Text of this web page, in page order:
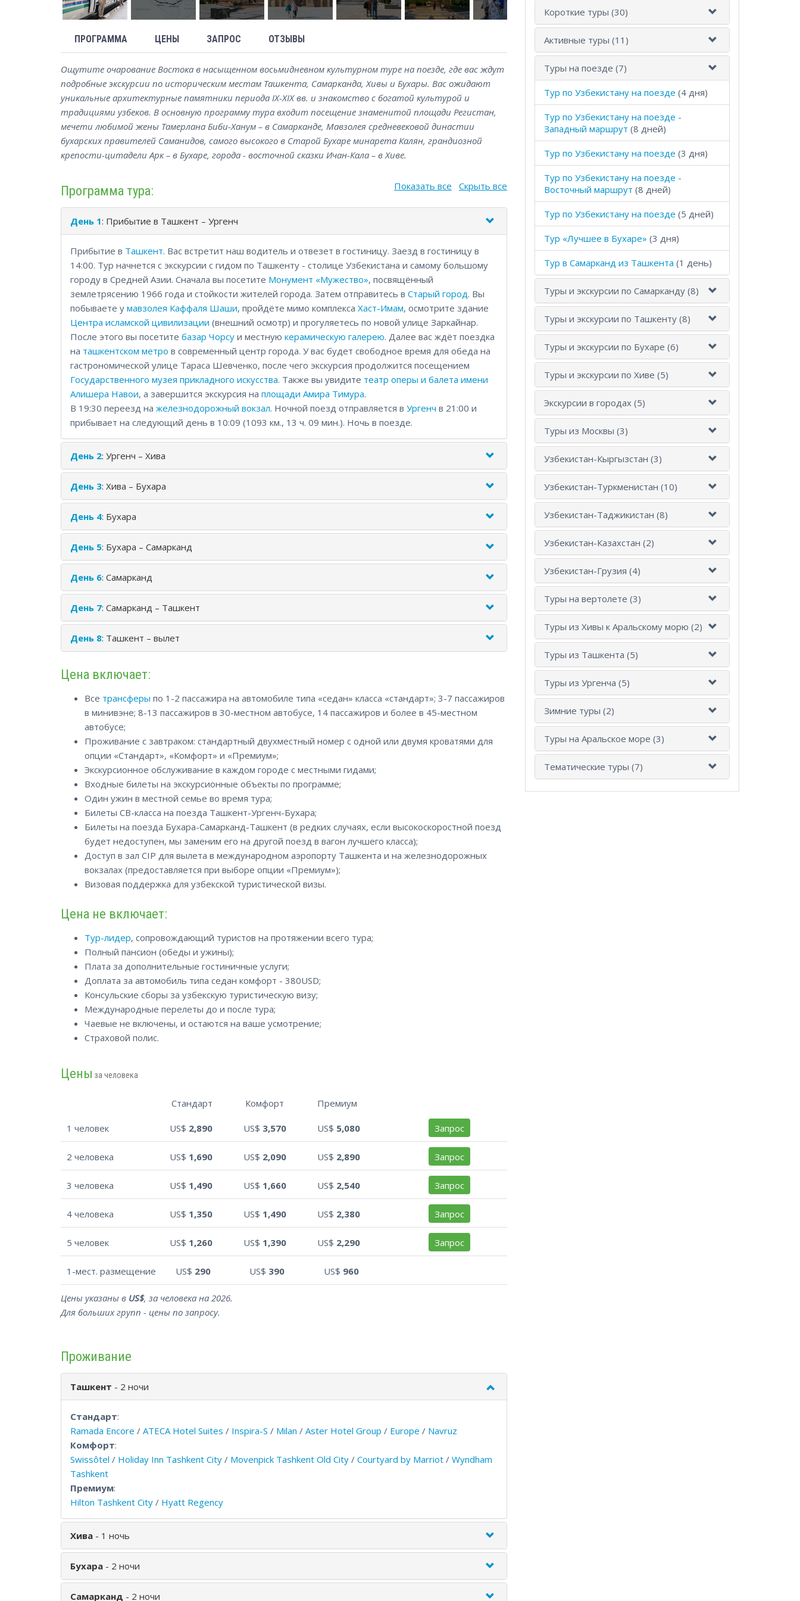
ПРОГРАММА ЦЕНЫ ЗАПРОС ОТЗЫВЫ
Ощутите очарование Востока в насыщенном восьмидневном культурном туре на поезде, где вас ждут
подробные экскурсии по историческим местам Ташкента, Самарканда, Хивы и Бухары. Вас ожидают
уникальные архитектурные памятники периода IX-XIX вв. и знакомство с богатой культурой и
традициями узбеков. В основную программу тура входит посещение знаменитой площади Регистан,
мечети любимой жены Тамерлана Биби-Ханум – в Самарканде, Мавзолея средневековой династии
бухарских правителей Саманидов, самого высокого в Старой Бухаре минарета Калян, грандиозной
крепости-цитадели Арк – в Бухаре, города - восточной сказки Ичан-Кала – в Хиве.
Программа тура: Показать все Скрыть все
День 1: Прибытие в Ташкент – Ургенч
Прибытие в Ташкент. Вас встретит наш водитель и отвезет в гостиницу. Заезд в гостиницу в
14:00. Тур начнется с экскурсии с гидом по Ташкенту - столице Узбекистана и самому большому
городу в Средней Азии. Сначала вы посетите Монумент «Мужество», посвящённый
землетрясению 1966 года и стойкости жителей города. Затем отправитесь в Старый город. Вы
побываете у мавзолея Каффаля Шаши, пройдёте мимо комплекса Хаст-Имам, осмотрите здание
Центра исламской цивилизации (внешний осмотр) и прогуляетесь по новой улице Заркайнар.
После этого вы посетите базар Чорсу и местную керамическую галерею. Далее вас ждёт поездка
на ташкентском метро в современный центр города. У вас будет свободное время для обеда на
гастрономической улице Тараса Шевченко, после чего экскурсия продолжится посещением
Государственного музея прикладного искусства. Также вы увидите театр оперы и балета имени
Алишера Навои, а завершится экскурсия на площади Амира Тимура.
В 19:30 переезд на железнодорожный вокзал. Ночной поезд отправляется в Ургенч в 21:00 и
прибывает на следующий день в 10:09 (1093 км., 13 ч. 09 мин.). Ночь в поезде.
День 2: Ургенч – Хива
День 3: Хива – Бухара
День 4: Бухара
День 5: Бухара – Самарканд
День 6: Самарканд
День 7: Самарканд – Ташкент
День 8: Ташкент – вылет
Цена включает:
Все трансферы по 1-2 пассажира на автомобиле типа «седан» класса «стандарт»; 3-7 пассажиров
в минивэне; 8-13 пассажиров в 30-местном автобусе, 14 пассажиров и более в 45-местном
автобусе;
Проживание с завтраком: стандартный двухместный номер с одной или двумя кроватями для
опции «Стандарт», «Комфорт» и «Премиум»;
Экскурсионное обслуживание в каждом городе с местными гидами;
Входные билеты на экскурсионные объекты по программе;
Один ужин в местной семье во время тура;
Билеты СВ-класса на поезда Ташкент-Ургенч-Бухара;
Билеты на поезда Бухара-Самарканд-Ташкент (в редких случаях, если высокоскоростной поезд
будет недоступен, мы заменим его на другой поезд в вагон лучшего класса);
Доступ в зал CIP для вылета в международном аэропорту Ташкента и на железнодорожных
вокзалах (предоставляется при выборе опции «Премиум»);
Визовая поддержка для узбекской туристической визы.
Цена не включает:
Тур-лидер, сопровождающий туристов на протяжении всего тура;
Полный пансион (обеды и ужины);
Плата за дополнительные гостиничные услуги;
Доплата за автомобиль типа седан комфорт - 380USD;
Консульские сборы за узбекскую туристическую визу;
Международные перелеты до и после тура;
Чаевые не включены, и остаются на ваше усмотрение;
Страховой полис.
Цены за человека
Стандарт Комфорт Премиум
1 человек US$ 2,890 US$ 3,570 US$ 5,080 Запрос
2 человека US$ 1,690 US$ 2,090 US$ 2,890 Запрос
3 человека US$ 1,490 US$ 1,660 US$ 2,540 Запрос
4 человека US$ 1,350 US$ 1,490 US$ 2,380 Запрос
5 человек US$ 1,260 US$ 1,390 US$ 2,290 Запрос
1-мест. размещение US$ 290 US$ 390 US$ 960
Цены указаны в US$, за человека на 2026.
Для больших групп - цены по запросу.
Проживание
Ташкент - 2 ночи
Стандарт:
Ramada Encore / ATECA Hotel Suites / Inspira-S / Milan / Aster Hotel Group / Europe / Navruz
Комфорт:
Swissôtel / Holiday Inn Tashkent City / Movenpick Tashkent Old City / Courtyard by Marriot / Wyndham
Tashkent
Премиум:
Hilton Tashkent City / Hyatt Regency
Хива - 1 ночь
Бухара - 2 ночи
Самарканд - 2 ночи
Короткие туры (30)
Активные туры (11)
Туры на поезде (7)
Тур по Узбекистану на поезде (4 дня)
Тур по Узбекистану на поезде -
Западный маршрут (8 дней)
Тур по Узбекистану на поезде (3 дня)
Тур по Узбекистану на поезде -
Восточный маршрут (8 дней)
Тур по Узбекистану на поезде (5 дней)
Тур «Лучшее в Бухаре» (3 дня)
Тур в Самарканд из Ташкента (1 день)
Туры и экскурсии по Самарканду (8)
Туры и экскурсии по Ташкенту (8)
Туры и экскурсии по Бухаре (6)
Туры и экскурсии по Хиве (5)
Экскурсии в городах (5)
Туры из Москвы (3)
Узбекистан-Кыргызстан (3)
Узбекистан-Туркменистан (10)
Узбекистан-Таджикистан (8)
Узбекистан-Казахстан (2)
Узбекистан-Грузия (4)
Туры на вертолете (3)
Туры из Хивы к Аральскому морю (2)
Туры из Ташкента (5)
Туры из Ургенча (5)
Зимние туры (2)
Туры на Аральское море (3)
Тематические туры (7)